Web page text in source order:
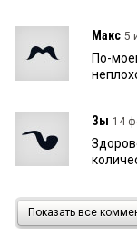
Макс 5
По-
Зы 14
Омич
Показать все